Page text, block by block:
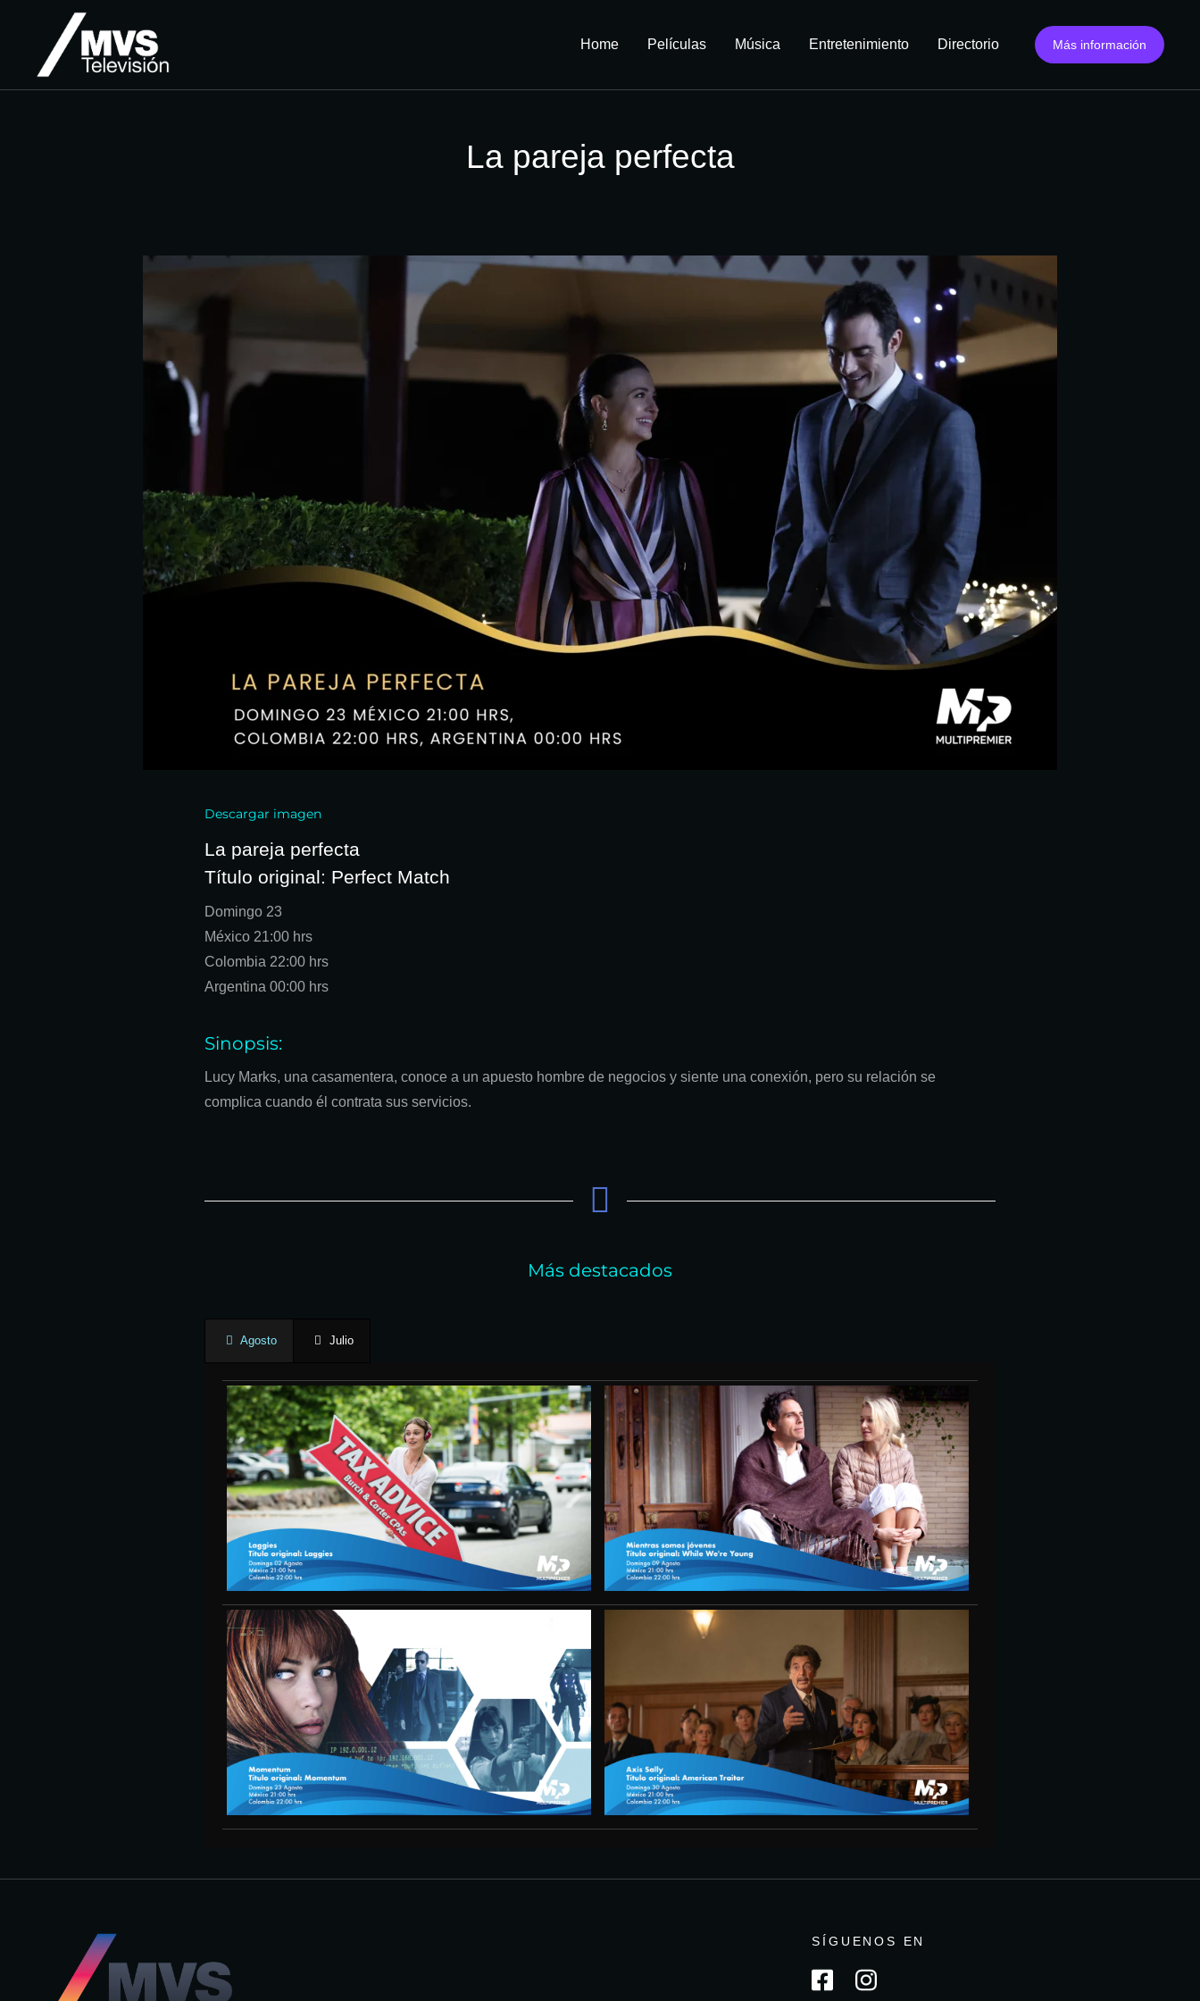
Home Películas Música Entretenimiento Directorio Más información
La pareja perfecta
Descargar imagen
La pareja perfecta
Título original: Perfect Match
Domingo 23
México 21:00 hrs
Colombia 22:00 hrs
Argentina 00:00 hrs
Sinopsis:
Lucy Marks, una casamentera, conoce a un apuesto hombre de negocios y siente una conexión, pero su relación se
complica cuando él contrata sus servicios.
Más destacados
Agosto Julio
SÍGUENOS EN